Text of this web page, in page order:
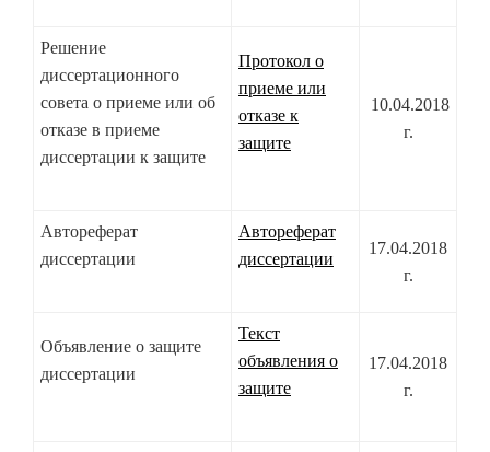
Решение
диссертационного
совета о приеме или об
отказе в приеме
диссертации к защите
Протокол о
приеме или
отказе к
защите
10.04.2018
г.
Автореферат
диссертации
Автореферат
диссертации
17.04.2018
г.
Объявление о защите
диссертации
Текст
объявления о
защите
17.04.2018
г.